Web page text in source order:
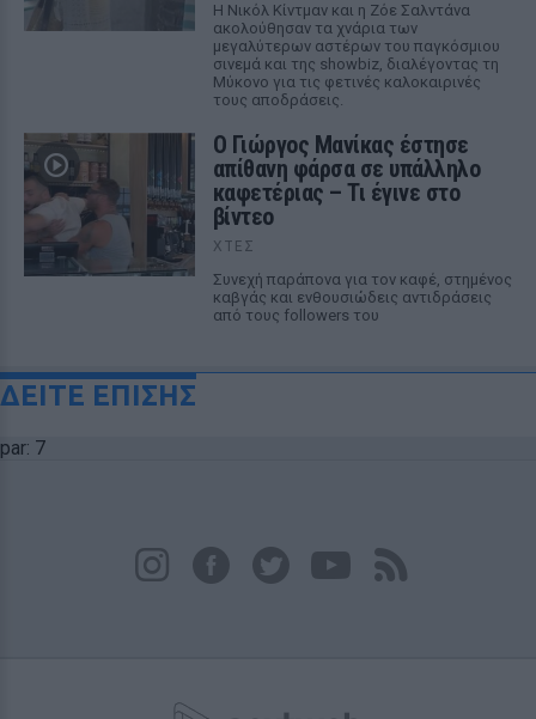
Η Νικόλ Κίντμαν και η Ζόε Σαλντάνα
ακολούθησαν τα χνάρια των
μεγαλύτερων αστέρων του παγκόσμιου
σινεμά και της showbiz, διαλέγοντας τη
Μύκονο για τις φετινές καλοκαιρινές
τους αποδράσεις.
Ο Γιώργος Μανίκας έστησε
απίθανη φάρσα σε υπάλληλο
καφετέριας – Τι έγινε στο
βίντεο
ΧΤΕΣ
Συνεχή παράπονα για τον καφέ, στημένος
καβγάς και ενθουσιώδεις αντιδράσεις
από τους followers του
ΔΕΙΤΕ ΕΠΙΣΗΣ
par: 7